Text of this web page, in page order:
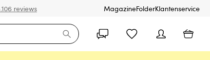
reviews MagazineFolderKlantenservice